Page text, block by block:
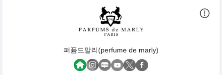
퍼퓸드말리(perfume de marly)